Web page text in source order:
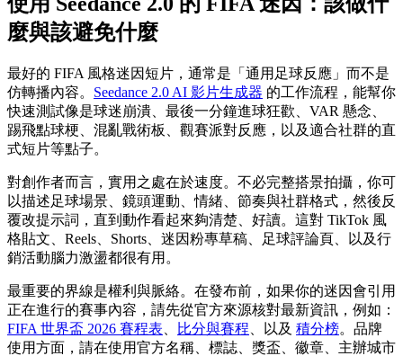
麼與該避免什麼
最好的 FIFA 風格迷因短片，通常是「通用足球反應」而不是
仿轉播內容。 Seedance 2.0 AI 影片生成器 的工作流程，能幫你
快速測試像是球迷崩潰、最後一分鐘進球狂歡、VAR 懸念、
踢飛點球梗、混亂戰術板、觀賽派對反應，以及適合社群的直
式短片等點子。
對創作者而言，實用之處在於速度。不必完整搭景拍攝，你可
以描述足球場景、鏡頭運動、情緒、節奏與社群格式，然後反
覆改提示詞，直到動作看起來夠清楚、好讀。這對 TikTok 風
格貼文、Reels、Shorts、迷因粉專草稿、足球評論頁、以及行
銷活動腦力激盪都很有用。
最重要的界線是權利與脈絡。在發布前，如果你的迷因會引用
正在進行的賽事內容，請先從官方來源核對最新資訊，例如：
FIFA 世界盃 2026 賽程表
比分與賽程 、以及 積分榜。品牌
使用方面，請在使用官方名稱、標誌、獎盃、徽章、主辦城市